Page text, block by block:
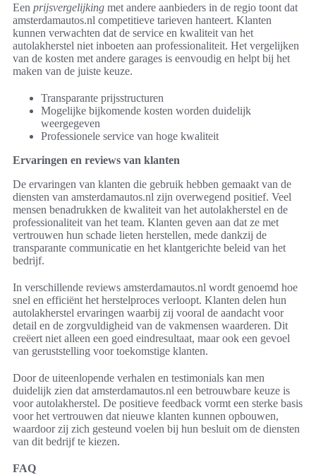
Een prijsvergelijking met andere aanbieders in de regio toont dat
amsterdamautos.nl competitieve tarieven hanteert. Klanten
kunnen verwachten dat de service en kwaliteit van het
autolakherstel niet inboeten aan professionaliteit. Het vergelijken
van de kosten met andere garages is eenvoudig en helpt bij het
maken van de juiste keuze.
Transparante prijsstructuren
Mogelijke bijkomende kosten worden duidelijk
weergegeven
Professionele service van hoge kwaliteit
Ervaringen en reviews van klanten
De ervaringen van klanten die gebruik hebben gemaakt van de
diensten van amsterdamautos.nl zijn overwegend positief. Veel
mensen benadrukken de kwaliteit van het autolakherstel en de
professionaliteit van het team. Klanten geven aan dat ze met
vertrouwen hun schade lieten herstellen, mede dankzij de
transparante communicatie en het klantgerichte beleid van het
bedrijf.
In verschillende reviews amsterdamautos.nl wordt genoemd hoe
snel en efficiënt het herstelproces verloopt. Klanten delen hun
autolakherstel ervaringen waarbij zij vooral de aandacht voor
detail en de zorgvuldigheid van de vakmensen waarderen. Dit
creëert niet alleen een goed eindresultaat, maar ook een gevoel
van geruststelling voor toekomstige klanten.
Door de uiteenlopende verhalen en testimonials kan men
duidelijk zien dat amsterdamautos.nl een betrouwbare keuze is
voor autolakherstel. De positieve feedback vormt een sterke basis
voor het vertrouwen dat nieuwe klanten kunnen opbouwen,
waardoor zij zich gesteund voelen bij hun besluit om de diensten
van dit bedrijf te kiezen.
FAQ